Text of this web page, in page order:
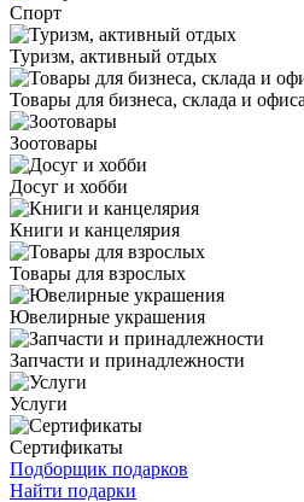
Спорт
Туризм, активный отдых
Товары для бизнеса, склада и офиса
Зоотовары
Досуг и хобби
Книги и канцелярия
Товары для взрослых
Ювелирные украшения
Запчасти и принадлежности
Услуги
Сертификаты
Подборщик подарков
Найти подарки